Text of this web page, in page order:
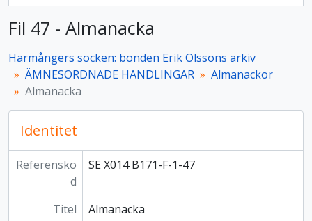
Fil 47 - Almanacka
Harmångers socken: bonden Erik Olssons arkiv
ÄMNESORDNADE HANDLINGAR
Almanackor
Almanacka
Identitet
Referensko
d
SE X014 B171-F-1-47
Titel
Almanacka